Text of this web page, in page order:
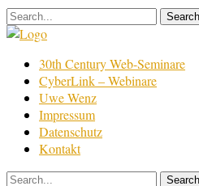
Skip
to
Film
Bearbeitung
30th Century Web-Seminare
CyberLink – Webinare
Uwe Wenz
Impressum
Datenschutz
Kontakt